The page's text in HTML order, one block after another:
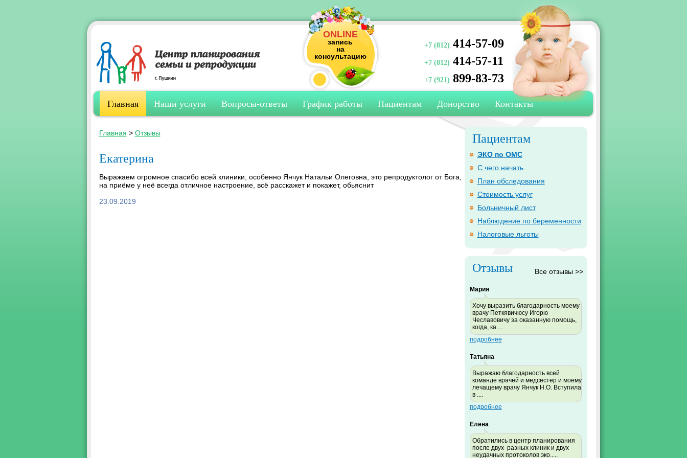
ONLINE
запись
на
консультацию
+7 (812) 414-57-09
+7 (812) 414-57-11
+7 (921) 899-83-73
Главная Наши услуги Вопросы-ответы График работы Пациентам Донорство Контакты
Главная > Отзывы
Екатерина
Выражаем огромное спасибо всей клиники, особенно Янчук Натальи Олеговна, это репродуктолог от Бога,
на приёме у неё всегда отличное настроение, всё расскажет и покажет, обьяснит
23.09.2019
Пациентам
ЭКО по ОМС
С чего начать
План обследования
Стоимость услуг
Больничный лист
Наблюдение по беременности
Налоговые льготы
Отзывы Все отзывы >>
Мария
Хочу выразить благодарность моему
врачу Петкявичюсу Игорю
Чеславовичу за оказанную помощь,
когда, ка....
подробнее
Татьяна
Выражаю благодарность всей
команде врачей и медсестер и моему
лечащему врачу Янчук Н.О. Вступила
в ....
подробнее
Елена
Обратились в центр планирования
после двух разных клиник и двух
неудачных протоколов эко.....